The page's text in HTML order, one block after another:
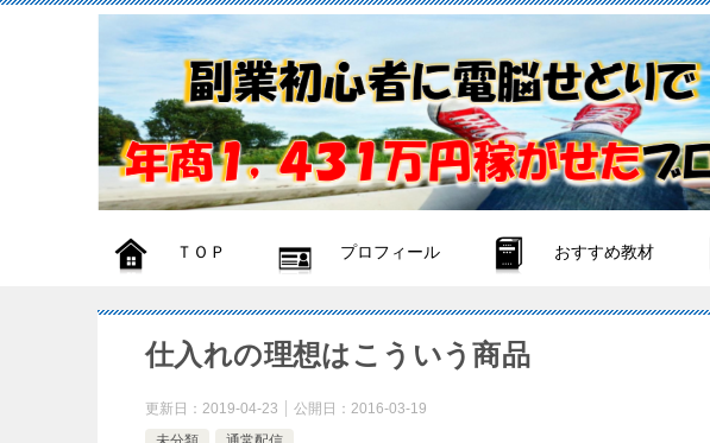
ＴＯＰ プロフィール おすすめ教材
仕入れの理想はこういう商品
更新日： 2019-04-23 公開日： 2016-03-19